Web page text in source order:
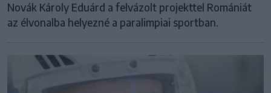
Novák Károly Eduárd a felvázolt projekttel Romániát
az élvonalba helyezné a paralimpiai sportban.